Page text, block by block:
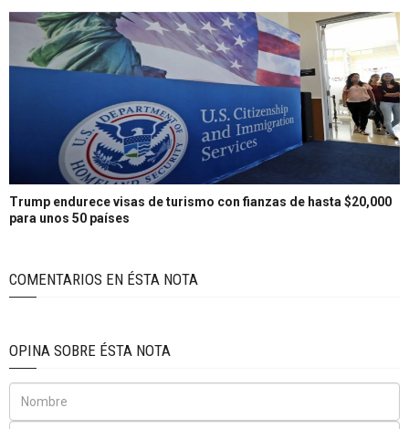
Trump endurece visas de turismo con fianzas de hasta $20,000
para unos 50 países
COMENTARIOS EN ÉSTA NOTA
OPINA SOBRE ÉSTA NOTA